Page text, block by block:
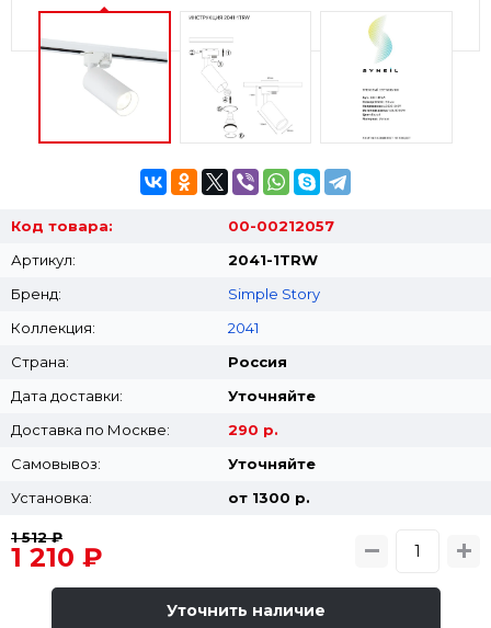
Код товара:
00-00212057
Артикул:
2041-1TRW
Бренд:
Simple Story
Коллекция:
2041
Страна:
Россия
Дата доставки:
Уточняйте
Доставка по Москве:
290 р.
Самовывоз:
Уточняйте
Установка:
от 1300 p.
1 512 ₽
1 210 ₽
Уточнить наличие